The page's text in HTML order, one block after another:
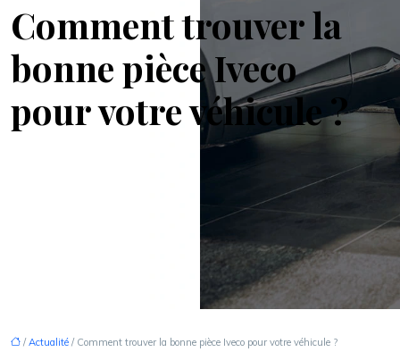
Comment trouver la
bonne pièce Iveco
pour votre véhicule ?
/Actualité / Comment trouver la bonne pièce Iveco pour votre véhicule ?